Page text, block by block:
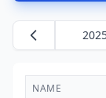
NAME